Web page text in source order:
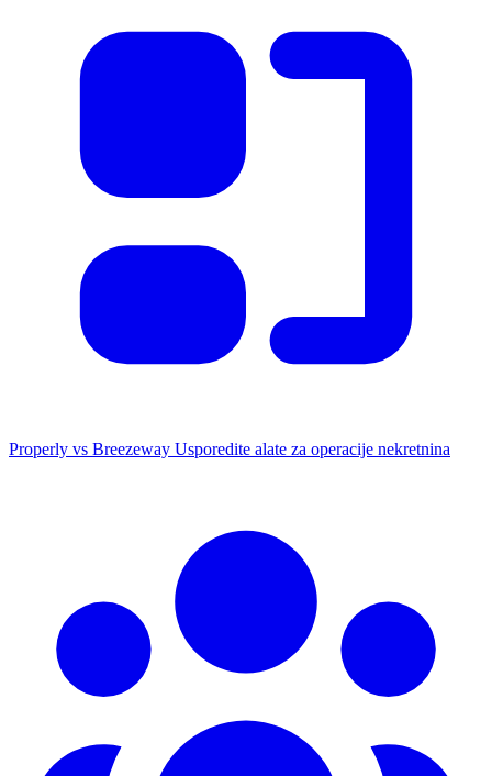
Properly vs Breezeway Usporedite alate za operacije nekretnina